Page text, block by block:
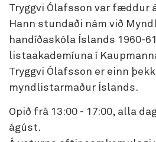
Tryggvi Ólafsson var fæddur
Hann stundaði nám við
handíðaskóla Íslands 1960-
listaakademíuna í
Tryggvi Ólafsson er einn
myndlistarmaður Íslands.
Opið frá 13:00 - 17:00, alla
ágúst.